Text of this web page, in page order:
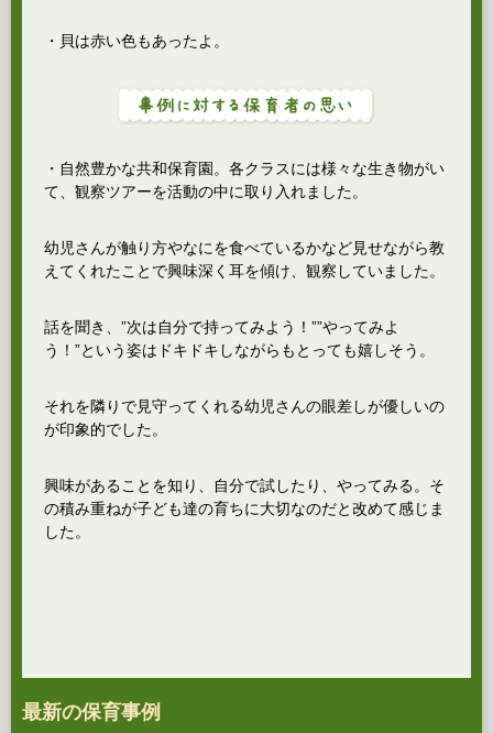
・貝は赤い色もあったよ。
・自然豊かな共和保育園。各クラスには様々な生き物がい
て、観察ツアーを活動の中に取り入れました。
幼児さんが触り方やなにを食べているかなど見せながら教
えてくれたことで興味深く耳を傾け、観察していました。
話を聞き、”次は自分で持ってみよう！””やってみよ
う！”という姿はドキドキしながらもとっても嬉しそう。
それを隣りで見守ってくれる幼児さんの眼差しが優しいの
が印象的でした。
興味があることを知り、自分で試したり、やってみる。そ
の積み重ねが子ども達の育ちに大切なのだと改めて感じま
した。
最新の保育事例